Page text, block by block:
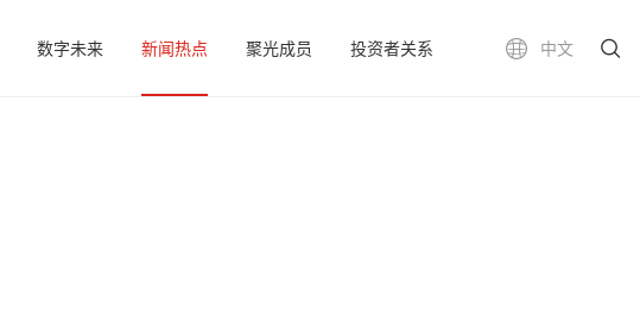
中文
数字未来 新闻热点 聚光成员 投资者关系